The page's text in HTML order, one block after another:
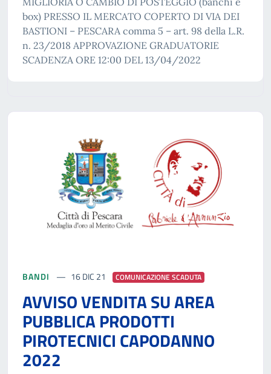
box) PRESSO IL MERCATO COPERTO DI VIA DEI
BASTIONI – PESCARA comma 5 – art. 98 della L.R.
n. 23/2018 APPROVAZIONE GRADUATORIE
SCADENZA ORE 12:00 DEL 13/04/2022
BANDI 16 DIC 21 COMUNICAZIONE SCADUTA
AVVISO VENDITA SU AREA
PUBBLICA PRODOTTI
PIROTECNICI CAPODANNO
2022